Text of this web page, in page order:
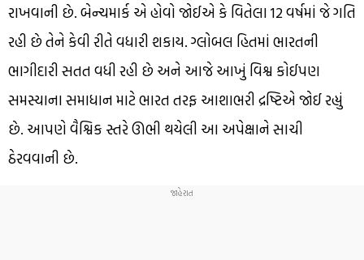
રાખવાની છે. બેન્ચમાર્ક એ હોવો જોઈએ કે વિતેલા 12 વર્ષમાં જે ગતિ
રહી છે તેને કેવી રીતે વધારી શકાય. ગ્લોબલ હિતમાં ભારતની
ભાગીદારી સતત વધી રહી છે અને આજે આખું વિશ્વ કોઈપણ
સમસ્યાના સમાધાન માટે ભારત તરફ આશાભરી દ્રષ્ટિએ જોઈ રહ્યું
છે. આપણે વૈશ્વિક સ્તરે ઊભી થયેલી આ અપેક્ષાને સાચી
ઠેરવવાની છે.